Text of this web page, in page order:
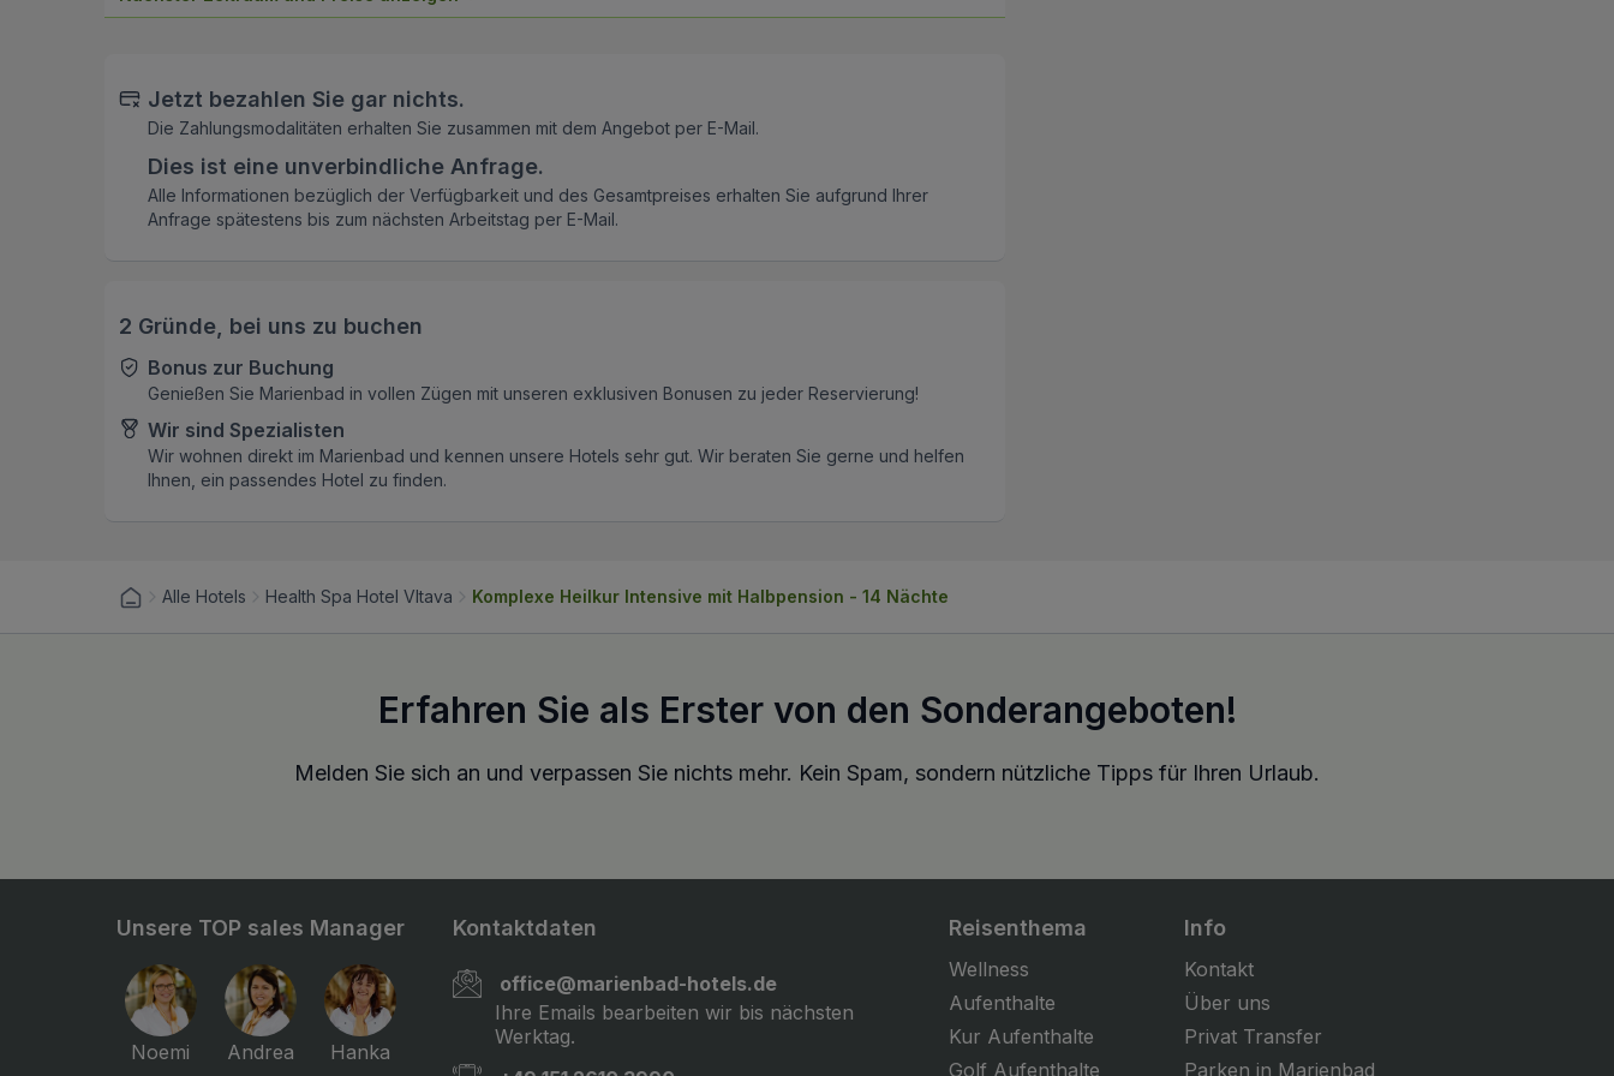
Jetzt bezahlen Sie gar nichts.
Die Zahlungsmodalitäten erhalten Sie zusammen mit dem Angebot per E-Mail.
Dies ist eine unverbindliche Anfrage.
Alle Informationen bezüglich der Verfügbarkeit und des Gesamtpreises erhalten Sie aufgrund Ihrer
Anfrage spätestens bis zum nächsten Arbeitstag per E-Mail.
2 Gründe, bei uns zu buchen
Bonus zur Buchung
Genießen Sie Marienbad in vollen Zügen mit unseren exklusiven Bonusen zu jeder Reservierung!
Wir sind Spezialisten
Wir wohnen direkt im Marienbad und kennen unsere Hotels sehr gut. Wir beraten Sie gerne und helfen
Ihnen, ein passendes Hotel zu finden.
Alle Hotels Health Spa Hotel Vltava Komplexe Heilkur Intensive mit Halbpension - 14 Nächte
Erfahren Sie als Erster von den Sonderangeboten!
Melden Sie sich an und verpassen Sie nichts mehr. Kein Spam, sondern nützliche Tipps für Ihren Urlaub.
Unsere TOP sales Manager
Noemi Andrea Hanka
Kontaktdaten
office@marienbad-hotels.de
Ihre Emails bearbeiten wir bis nächsten
Werktag.
Reisenthema
Wellness
Aufenthalte
Kur Aufenthalte
Golf Aufenthalte
Info
Kontakt
Über uns
Privat Transfer
Parken in Marienbad